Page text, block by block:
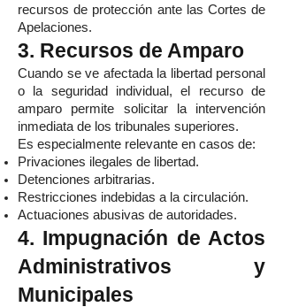
recursos de protección ante las Cortes de
Apelaciones.
3. Recursos de Amparo
Cuando se ve afectada la libertad personal
o la seguridad individual, el recurso de
amparo permite solicitar la intervención
inmediata de los tribunales superiores.
Es especialmente relevante en casos de:
Privaciones ilegales de libertad.
Detenciones arbitrarias.
Restricciones indebidas a la circulación.
Actuaciones abusivas de autoridades.
4. Impugnación de Actos
Administrativos y
Municipales